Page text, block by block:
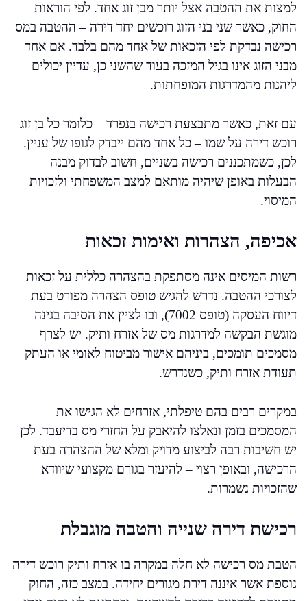
למצות את ההטבה אצל יותר מבן זוג אחד. לפי הוראות
החוק, כאשר שני בני הזוג רוכשים יחד דירה – ההטבה במס
רכישה נבדקת לפי הזכאות של אחד מהם בלבד. אם אחד
מבני הזוג אינו בגיל המזכה בעוד שהשני כן, עדיין יכולים
ליהנות מהמדרגות המופחתות.
עם זאת, כאשר מתבצעת רכישה בנפרד – כלומר כל בן זוג
רוכש דירה על שמו – כל אחד מהם ייבדק לגופו של עניין.
לכן, כשמתכננים רכישה בשניים, חשוב לבדוק מבנה
הבעלות באופן שיהיה מותאם למצב המשפחתי ולזכויות
המיסוי.
אכיפה, הצהרות ואימות זכאות
רשות המיסים אינה מסתפקת בהצהרה כללית על זכאות
לצורכי ההטבה. נדרש להגיש טופס הצהרה מפורט בעת
דיווח העסקה (טופס 7002), ובו לציין את הסיבה בגינה
מוגשת הבקשה למדרגות מס של אזרח ותיק. יש לצרף
מסמכים תומכים, ביניהם אישור מביטוח לאומי או העתק
תעודת אזרח ותיק, כשנדרש.
במקרים רבים בהם טיפלתי, אזרחים לא הגישו את
המסמכים בזמן ונאלצו להיאבק על החזרי מס בדיעבד. לכן
יש חשיבות רבה לביצוע מדויק ומלא של ההצהרה בעת
הרכישה, ובאופן רצוי – להיעזר בגורם מקצועי שיוודא
שהזכויות נשמרות.
רכישת דירה שנייה והטבה מוגבלת
הטבת מס רכישה לא חלה במקרה בו אזרח ותיק רוכש דירה
נוספת אשר איננה דירת מגורים יחידה. במצב כזה, החוק